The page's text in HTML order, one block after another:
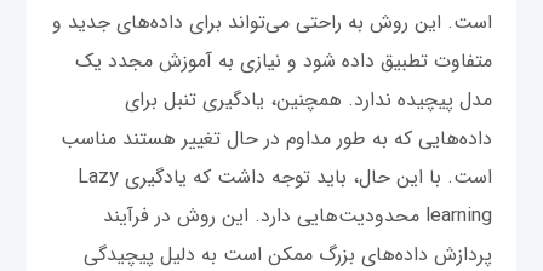
است. این روش به راحتی می‌تواند برای داده‌های جدید و
متفاوت تطبیق داده شود و نیازی به آموزش مجدد یک
مدل پیچیده ندارد. همچنین، یادگیری تنبل برای
داده‌هایی که به طور مداوم در حال تغییر هستند مناسب
است. با این حال، باید توجه داشت که یادگیری Lazy
learning محدودیت‌هایی دارد. این روش در فرآیند
پردازش داده‌های بزرگ ممکن است به دلیل پیچیدگی